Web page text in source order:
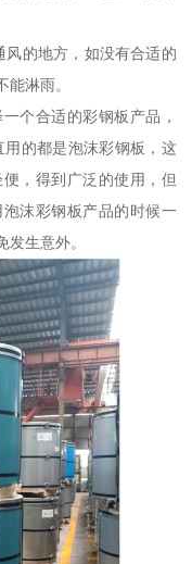
风的地方，如没有合适的
淋雨。
个合适的彩钢板产品，
的都是泡沫彩钢板，这
，得到广泛的使用，但
沫彩钢板产品的时候一
生意外。